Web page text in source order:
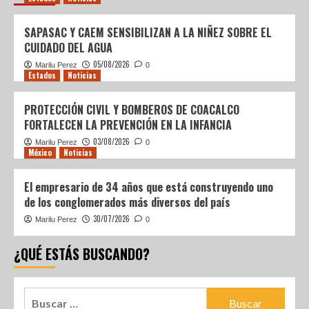
SAPASAC Y CAEM SENSIBILIZAN A LA NIÑEZ SOBRE EL
CUIDADO DEL AGUA
Marilu Perez 05/08/2026 0
Estados Noticias
PROTECCIÓN CIVIL Y BOMBEROS DE COACALCO
FORTALECEN LA PREVENCIÓN EN LA INFANCIA
Marilu Perez 03/08/2026 0
México Noticias
El empresario de 34 años que está construyendo uno
de los conglomerados más diversos del país
Marilu Perez 30/07/2026 0
¿QUÉ ESTÁS BUSCANDO?